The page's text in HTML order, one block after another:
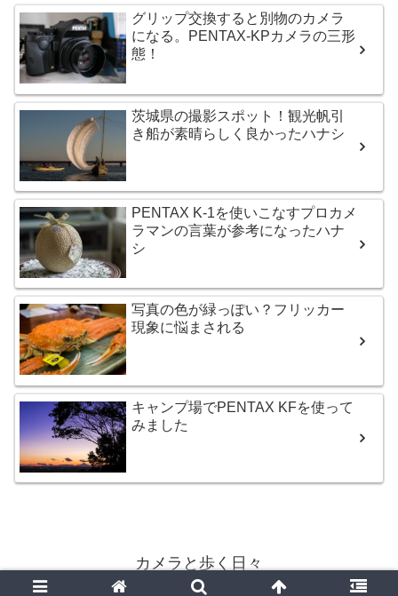
グリップ交換すると別物のカメラ
になる。PENTAX-KPカメラの三形
態！
茨城県の撮影スポット！観光帆引
き船が素晴らしく良かったハナシ
PENTAX K-1を使いこなすプロカメ
ラマンの言葉が参考になったハナ
シ
写真の色が緑っぽい？フリッカー
現象に悩まされる
キャンプ場でPENTAX KFを使って
みました
カメラと歩く日々
© 2017-2026 カメラと歩く日々.